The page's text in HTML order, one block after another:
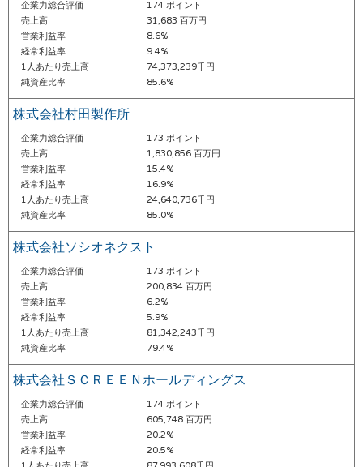
企業力総合評価
174 ポイント
売上高
31,683 百万円
営業利益率
8.6%
経常利益率
9.4%
1人あたり売上高
74,373,239千円
純資産比率
85.6%
株式会社村田製作所
企業力総合評価
173 ポイント
売上高
1,830,856 百万円
営業利益率
15.4%
経常利益率
16.9%
1人あたり売上高
24,640,736千円
純資産比率
85.0%
株式会社ソシオネクスト
企業力総合評価
173 ポイント
売上高
200,834 百万円
営業利益率
6.2%
経常利益率
5.9%
1人あたり売上高
81,342,243千円
純資産比率
79.4%
株式会社ＳＣＲＥＥＮホールディングス
企業力総合評価
174 ポイント
売上高
605,748 百万円
営業利益率
20.2%
経常利益率
20.5%